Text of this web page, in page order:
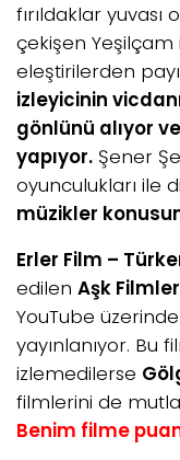
fırıldaklar
çekişen
eleştirilerden
izleyicinin
gönlünü alıyor
yapıyor. Şener
oyunculukları ile
müzikler
Erler Film –
edilen Aşk
YouTube
yayınlanıyor. Bu
izlemedilerse
filmlerini de
Benim filme